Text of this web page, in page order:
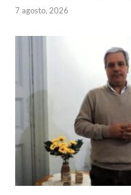
7 agosto, 2026